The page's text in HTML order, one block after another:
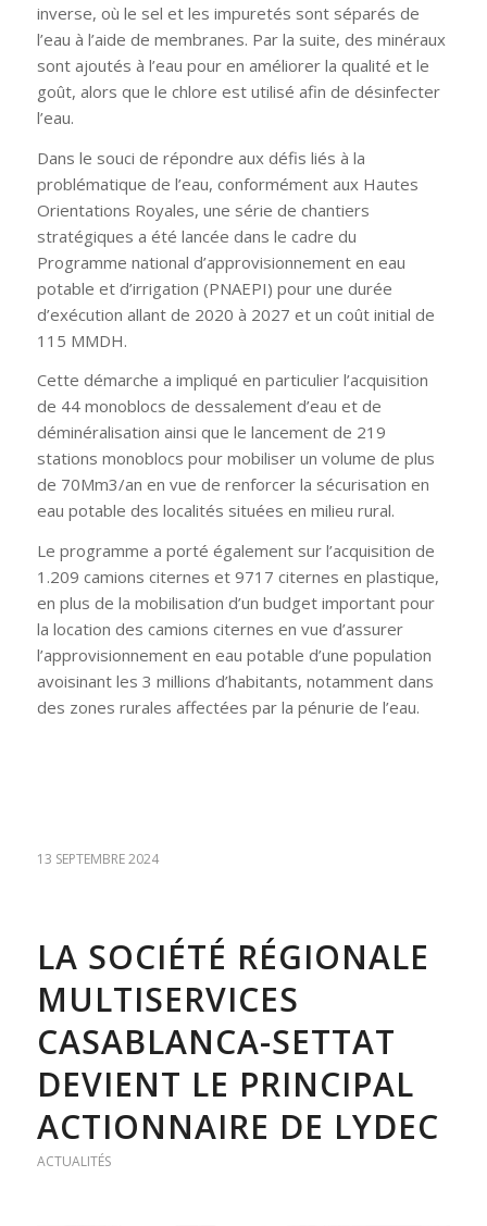
inverse, où le sel et les impuretés sont séparés de
l’eau à l’aide de membranes. Par la suite, des minéraux
sont ajoutés à l’eau pour en améliorer la qualité et le
goût, alors que le chlore est utilisé afin de désinfecter
l’eau.
Dans le souci de répondre aux défis liés à la
problématique de l’eau, conformément aux Hautes
Orientations Royales, une série de chantiers
stratégiques a été lancée dans le cadre du
Programme national d’approvisionnement en eau
potable et d’irrigation (PNAEPI) pour une durée
d’exécution allant de 2020 à 2027 et un coût initial de
115 MMDH.
Cette démarche a impliqué en particulier l’acquisition
de 44 monoblocs de dessalement d’eau et de
déminéralisation ainsi que le lancement de 219
stations monoblocs pour mobiliser un volume de plus
de 70Mm3/an en vue de renforcer la sécurisation en
eau potable des localités situées en milieu rural.
Le programme a porté également sur l’acquisition de
1.209 camions citernes et 9717 citernes en plastique,
en plus de la mobilisation d’un budget important pour
la location des camions citernes en vue d’assurer
l’approvisionnement en eau potable d’une population
avoisinant les 3 millions d’habitants, notamment dans
des zones rurales affectées par la pénurie de l’eau.
13 SEPTEMBRE 2024
LA SOCIÉTÉ RÉGIONALE
MULTISERVICES
CASABLANCA-SETTAT
DEVIENT LE PRINCIPAL
ACTIONNAIRE DE LYDEC
ACTUALITÉS